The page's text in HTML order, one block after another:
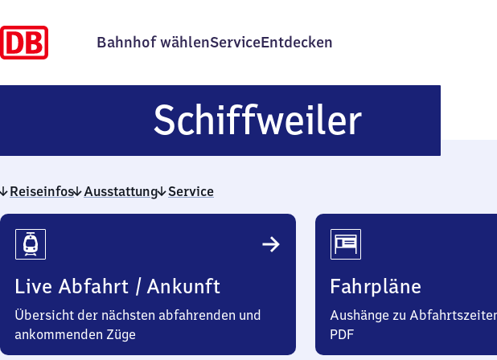
Bahnhof wählenServiceEntdecken
Schiffweiler
Reiseinfos Ausstattung Service
Reiseinfos
Live Abfahrt / Ankunft
Übersicht der nächsten abfahrenden und
ankommenden Züge
Fahrpläne
Aushänge zu
PDF